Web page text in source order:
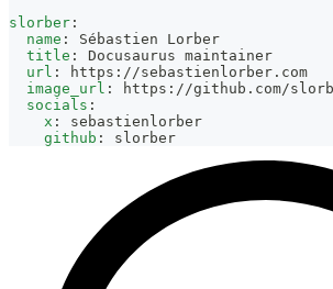
slorber :
name :
Sébastien Lorber
title :
Docusaurus maintainer
url : https : //sebastienlorber.com
image_url : https : //github.com/
socials :
x :
sebastienlorber
github : slorber